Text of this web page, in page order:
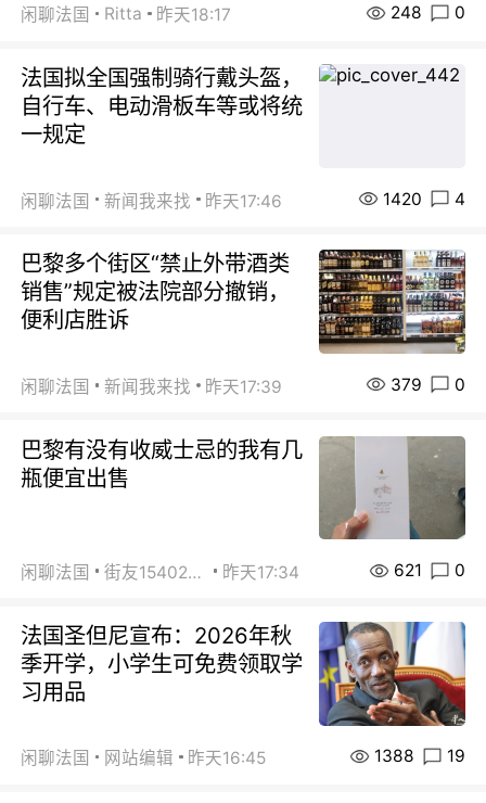
闲聊法国 Ritta 昨天18:17 248 0
法国拟全国强制骑行戴头盔，
自行车、电动滑板车等或将统
一规定
闲聊法国 新闻我来找 昨天17:46 1420 4
巴黎多个街区“禁止外带酒类
销售”规定被法院部分撤销，
便利店胜诉
闲聊法国 新闻我来找 昨天17:39 379 0
巴黎有没有收威士忌的我有几
瓶便宜出售
闲聊法国 街友15402223 昨天17:34 621 0
法国圣但尼宣布：2026年秋
季开学，小学生可免费领取学
习用品
闲聊法国 网站编辑 昨天16:45 1388 19